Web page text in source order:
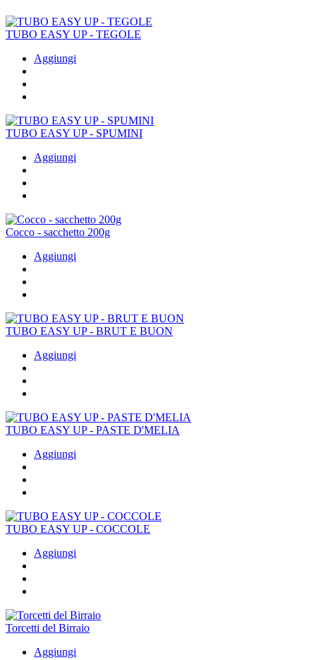
TUBO EASY UP - TEGOLE
Aggiungi
TUBO EASY UP - SPUMINI
Aggiungi
Cocco - sacchetto 200g
Aggiungi
TUBO EASY UP - BRUT E BUON
Aggiungi
TUBO EASY UP - PASTE D'MELIA
Aggiungi
TUBO EASY UP - COCCOLE
Aggiungi
Torcetti del Birraio
Aggiungi